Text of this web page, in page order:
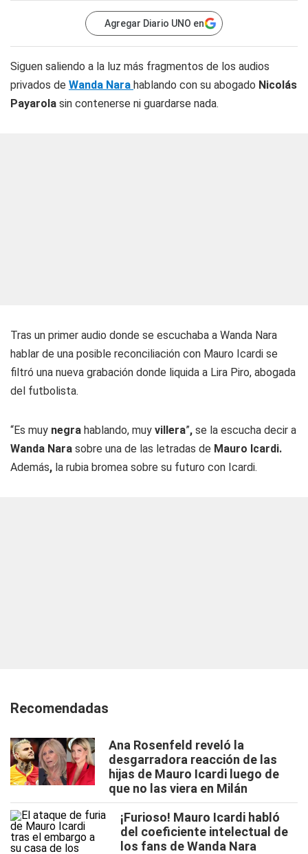
Agregar Diario UNO en
Siguen saliendo a la luz más fragmentos de los audios
privados de Wanda Nara hablando con su abogado Nicolás
Payarola sin contenerse ni guardarse nada.
Tras un primer audio donde se escuchaba a Wanda Nara
hablar de una posible reconciliación con Mauro Icardi se
filtró una nueva grabación donde liquida a Lira Piro, abogada
del futbolista.
“Es muy negra hablando, muy villera”, se la escucha decir a
Wanda Nara sobre una de las letradas de Mauro Icardi.
Además, la rubia bromea sobre su futuro con Icardi.
Recomendadas
Ana Rosenfeld reveló la
desgarradora reacción de las
hijas de Mauro Icardi luego de
que no las viera en Milán
¡Furioso! Mauro Icardi habló
del coeficiente intelectual de
los fans de Wanda Nara